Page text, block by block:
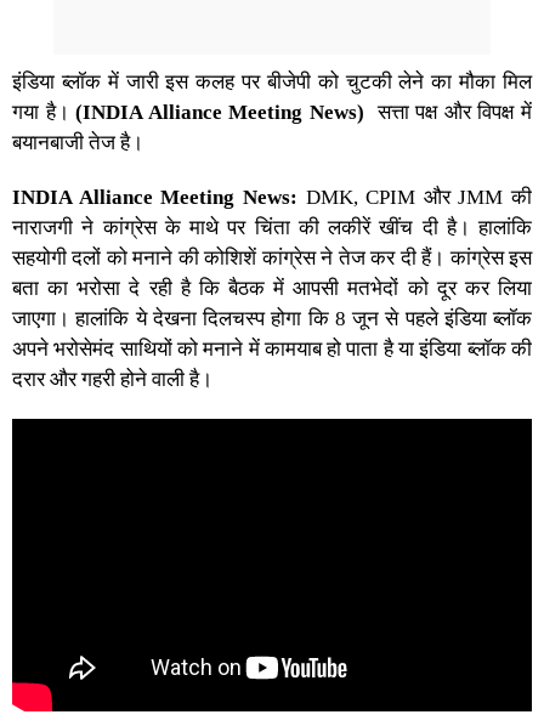
इंडिया ब्लॉक में जारी इस कलह पर बीजेपी को चुटकी लेने का मौका मिल
गया है। (INDIA Alliance Meeting News) सत्ता पक्ष और विपक्ष में
बयानबाजी तेज है।
INDIA Alliance Meeting News: DMK, CPIM और JMM की
नाराजगी ने कांग्रेस के माथे पर चिंता की लकीरें खींच दी है। हालांकि
सहयोगी दलों को मनाने की कोशिशें कांग्रेस ने तेज कर दी हैं। कांग्रेस इस
बता का भरोसा दे रही है कि बैठक में आपसी मतभेदों को दूर कर लिया
जाएगा। हालांकि ये देखना दिलचस्प होगा कि 8 जून से पहले इंडिया ब्लॉक
अपने भरोसेमंद साथियों को मनाने में कामयाब हो पाता है या इंडिया ब्लॉक की
दरार और गहरी होने वाली है।